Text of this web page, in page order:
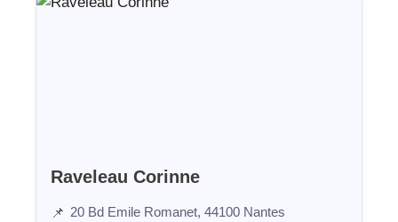
Raveleau Corinne
📌 20 Bd Emile Romanet, 44100 Nantes